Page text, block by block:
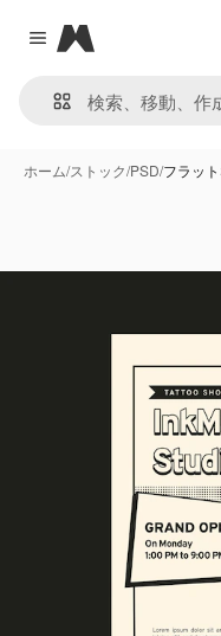
Close menu
Magnific
ホーム/ストック/PSD/フラッ